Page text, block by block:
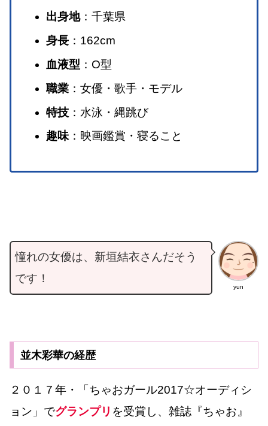
出身地：千葉県
身長 ：162cm
血液型 ：O型
職業 ：女優・歌手・モデル
特技 ：水泳・縄跳び
趣味：映画鑑賞・寝ること
yun
憧れの女優は、新垣結衣さんだそう
です！
並木彩華の経歴
２０１７年・「ちゃおガール2017☆オーディシ
ョン」でグランプリ を受賞し、雑誌『ちゃお』